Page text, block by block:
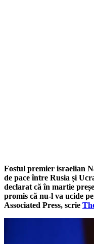
Fostul premier israelian
de pace între Rusia și
declarat că în martie
promis că nu-l va ucide
Associated Press, scrie